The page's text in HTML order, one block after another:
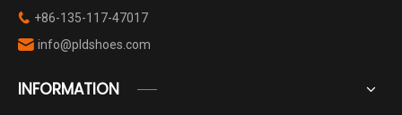
 +86-135-117-47017
 info@pldshoes.com
INFORMATION